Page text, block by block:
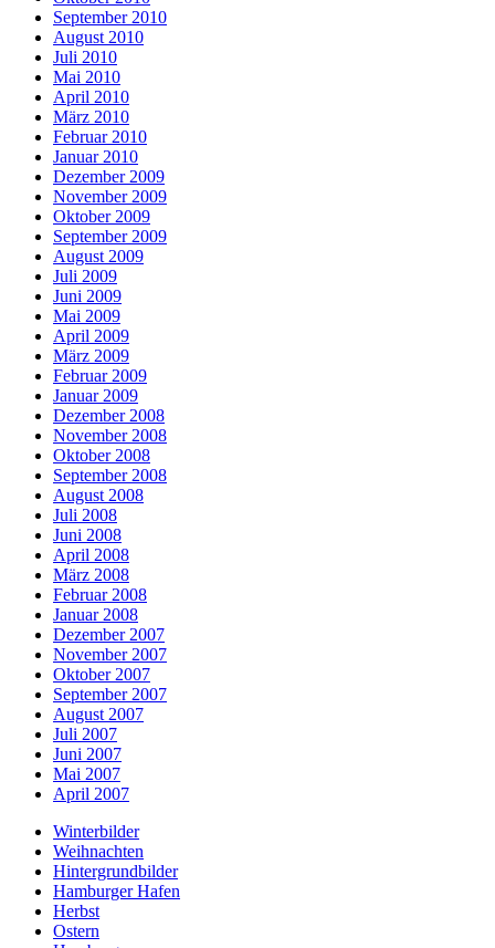
September 2010
August 2010
Juli 2010
Mai 2010
April 2010
März 2010
Februar 2010
Januar 2010
Dezember 2009
November 2009
Oktober 2009
September 2009
August 2009
Juli 2009
Juni 2009
Mai 2009
April 2009
März 2009
Februar 2009
Januar 2009
Dezember 2008
November 2008
Oktober 2008
September 2008
August 2008
Juli 2008
Juni 2008
April 2008
März 2008
Februar 2008
Januar 2008
Dezember 2007
November 2007
Oktober 2007
September 2007
August 2007
Juli 2007
Juni 2007
Mai 2007
April 2007
Winterbilder
Weihnachten
Hintergrundbilder
Hamburger Hafen
Herbst
Ostern